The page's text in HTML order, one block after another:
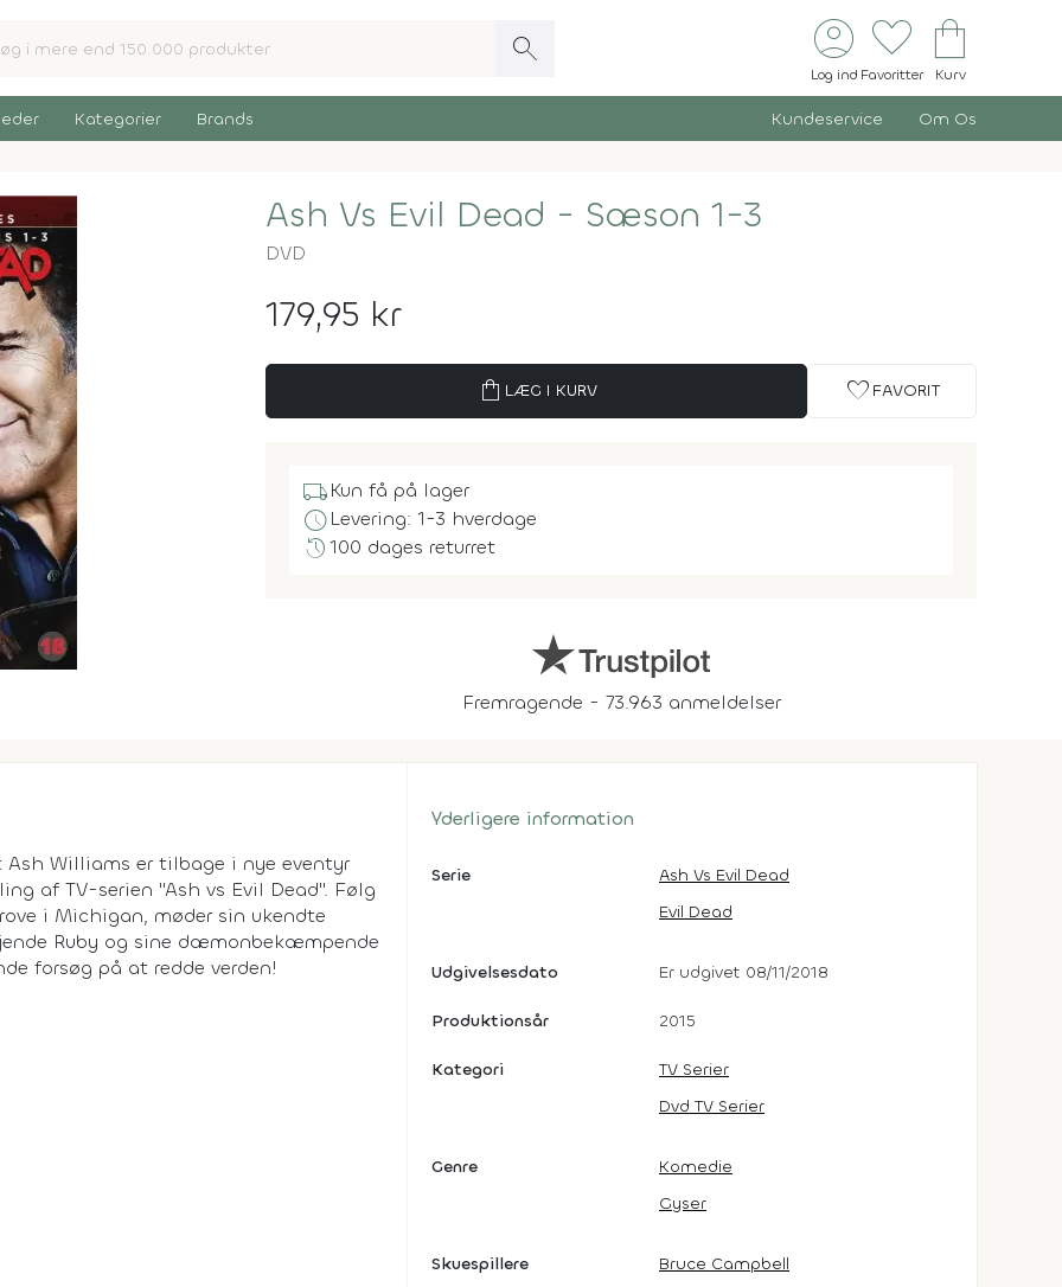
search account_circle
Log ind
favorite
Favoritter
shopping_bag
Kurv
Kategorier Brands Kundeservice Om Os
Ash Vs Evil Dead - Sæson 1-3
DVD
179,95 kr
shopping_bag LÆG I KURV favorite FAVORIT
local_shippingKun få på lager
scheduleLevering: 1-3 hverdage
history100 dages returret
Fremragende - 73.963 anmeldelser
Williams er tilbage i nye eventyr
af TV-serien "Ash vs Evil Dead". Følg
i Michigan, møder sin ukendte
Ruby og sine dæmonbekæmpende
forsøg på at redde verden!
Yderligere information
Serie
Ash Vs Evil Dead
Evil Dead
Udgivelsesdato Er udgivet 08/11/2018
Produktionsår 2015
Kategori
TV Serier
Dvd TV Serier
Genre
Komedie
Gyser
Skuespillere
Bruce Campbell